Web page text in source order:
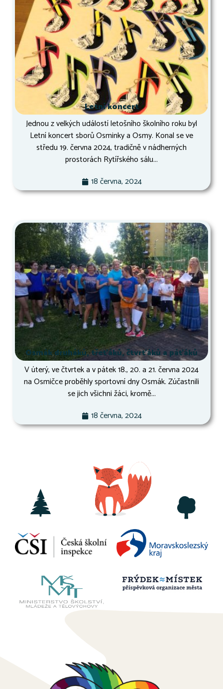
Letní koncert
Jednou z velkých událostí letošního školního roku byl
Letní koncert sborů Osminky a Osmy. Konal se ve
středu 19. června 2024, tradičně v nádherných
prostorách Rytířského sálu...
18 června, 2024
Osmák druháků, třeťáků, čtvrťáků a páťáků
V úterý, ve čtvrtek a v pátek 18., 20. a 21. června 2024
na Osmičce proběhly sportovní dny Osmák. Zúčastnili
se jich všichni žáci, kromě...
18 června, 2024